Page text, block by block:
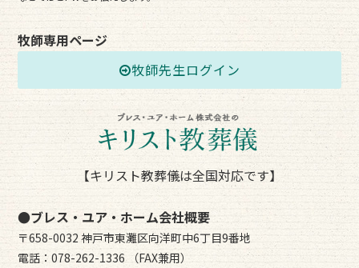
牧師専用ページ
牧師先生ログイン
【キリスト教葬儀は全国対応です】
●ブレス・ユア・ホーム会社概要
〒658-0032 神戸市東灘区向洋町中6丁目9番地
電話：078-262-1336 （FAX兼用）